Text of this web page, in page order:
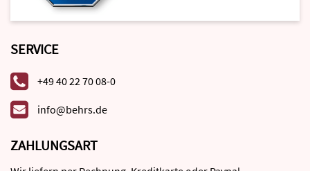
SERVICE
+49 40 22 70 08-0
info@behrs.de
ZAHLUNGSART